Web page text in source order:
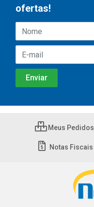
ofertas!
Meus Pedidos
Notas Fiscais